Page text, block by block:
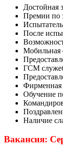
Достойная
Премии по
После
Мобильная
ГСМ
Фирменная
Обучение
Наличие
Вакансия: